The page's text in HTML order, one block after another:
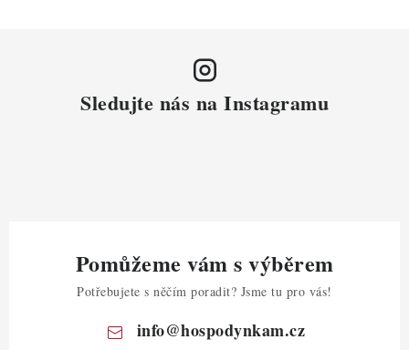
Sledujte nás na Instagramu
Pomůžeme vám s výběrem
Potřebujete s něčím poradit? Jsme tu pro vás!
info@hospodynkam.cz